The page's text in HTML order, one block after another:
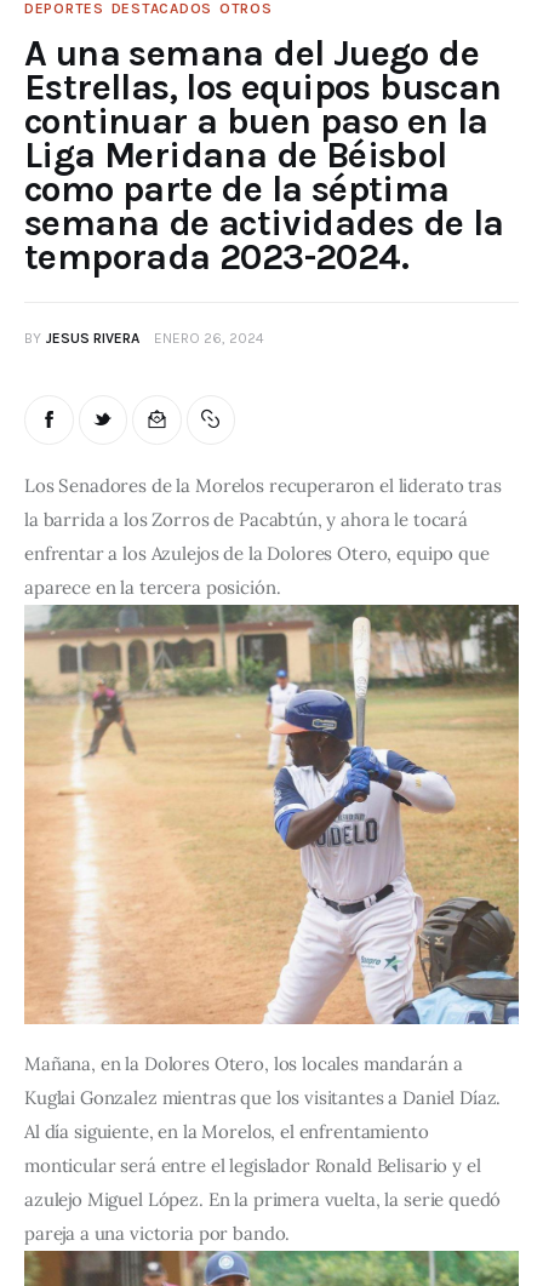
DEPORTES DESTACADOS OTROS
A una semana del Juego de
Estrellas, los equipos buscan
continuar a buen paso en la
Liga Meridana de Béisbol
como parte de la séptima
semana de actividades de la
temporada 2023-2024.
BY JESUS RIVERA ENERO 26, 2024
Los Senadores de la Morelos recuperaron el liderato tras
la barrida a los Zorros de Pacabtún, y ahora le tocará
enfrentar a los Azulejos de la Dolores Otero, equipo que
aparece en la tercera posición.
Mañana, en la Dolores Otero, los locales mandarán a
Kuglai Gonzalez mientras que los visitantes a Daniel Díaz.
Al día siguiente, en la Morelos, el enfrentamiento
monticular será entre el legislador Ronald Belisario y el
azulejo Miguel López. En la primera vuelta, la serie quedó
pareja a una victoria por bando.